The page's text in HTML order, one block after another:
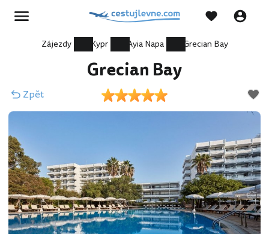
Zájezdy Kypr Ayia Napa Grecian Bay
Grecian Bay
Zpět